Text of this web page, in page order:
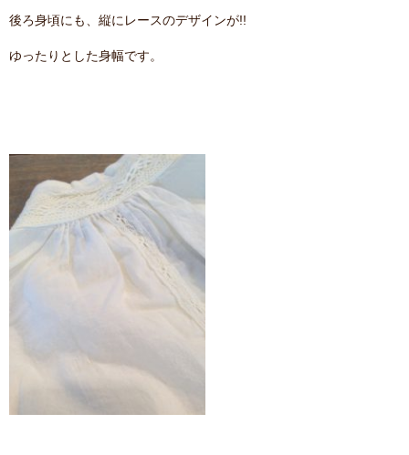
後ろ身頃にも、縦にレースのデザインが!!
ゆったりとした身幅です。